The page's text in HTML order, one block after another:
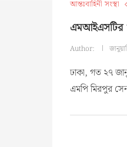
আন্তঃবাহিনী সংস্থা
এমআইএসটির
Author:
ঢাকা, গত ২৭
এমপি মিরপুর